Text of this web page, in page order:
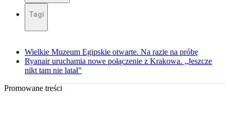
Tagi
Wielkie Muzeum Egipskie otwarte. Na razie na próbę
Ryanair uruchamia nowe połączenie z Krakowa. „Jeszcze
nikt tam nie latał”
Promowane treści